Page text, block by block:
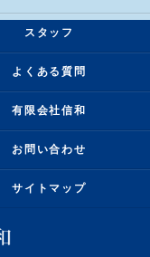
スタッフ
よくある質問
有限会社信和
お問い合わせ
サイトマップ